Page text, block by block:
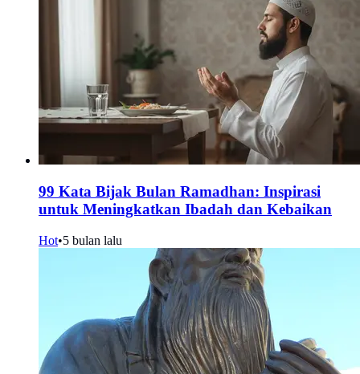
99 Kata Bijak Bulan Ramadhan: Inspirasi
untuk Meningkatkan Ibadah dan Kebaikan
Hot•5 bulan lalu